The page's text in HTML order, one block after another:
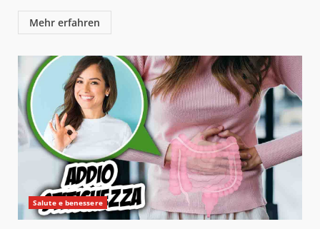
Mehr erfahren
Salute e benessere